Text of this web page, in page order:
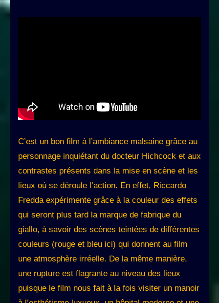
C’est un bon film à l’ambiance malsaine grâce au
personnage inquiétant du docteur Hichcock et aux
contrastes présents dans la mise en scène et les
lieux où se déroule l’action. En effet, Riccardo
Fredda expérimente grâce à la couleur des effets
qui seront plus tard la marque de fabrique du
giallo, à savoir des scènes teintées de différentes
couleurs (rouge et bleu ici) qui donnent au film
une atmosphère irréelle. De la même manière,
une rupture est flagrante au niveau des lieux
puisque le film nous fait à la fois visiter un manoir